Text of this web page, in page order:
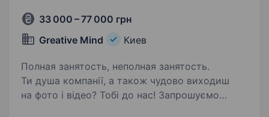
33 000 – 77 000 грн
Greative Mind
Киев
Полная занятость, неполная занятость.
Ти душа компанії, а також чудово виходиш
на фото і відео? Тобі до нас! Запрошуємо